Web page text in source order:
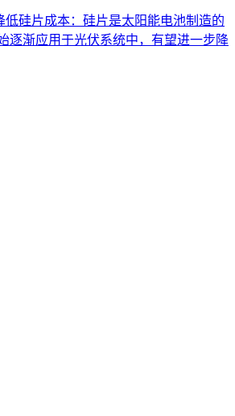
硅片成本：硅片是太阳能电池制造的
逐渐应用于光伏系统中，有望进一步降